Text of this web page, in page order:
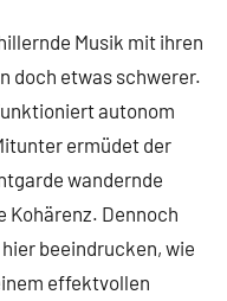
Musik mit ihren
doch etwas schwerer.
autonom
ermüdet der
wandernde
Kohärenz. Dennoch
beeindrucken, wie
effektvollen